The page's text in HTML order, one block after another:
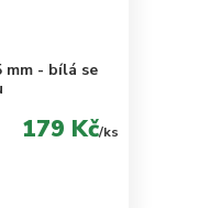
mm - bílá se
179 Kč/ks